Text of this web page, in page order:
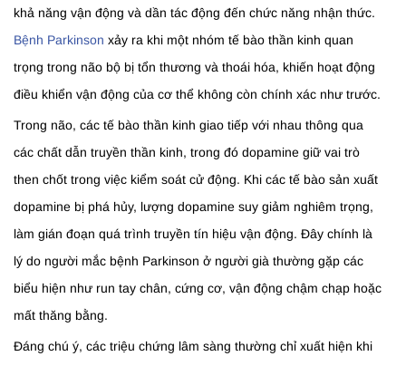
khả năng vận động và dần tác động đến chức năng nhận thức.
Bệnh Parkinson xảy ra khi một nhóm tế bào thần kinh quan
trọng trong não bộ bị tổn thương và thoái hóa, khiến hoạt động
điều khiển vận động của cơ thể không còn chính xác như trước.
Trong não, các tế bào thần kinh giao tiếp với nhau thông qua
các chất dẫn truyền thần kinh, trong đó dopamine giữ vai trò
then chốt trong việc kiểm soát cử động. Khi các tế bào sản xuất
dopamine bị phá hủy, lượng dopamine suy giảm nghiêm trọng,
làm gián đoạn quá trình truyền tín hiệu vận động. Đây chính là
lý do người mắc bệnh Parkinson ở người già thường gặp các
biểu hiện như run tay chân, cứng cơ, vận động chậm chạp hoặc
mất thăng bằng.
Đáng chú ý, các triệu chứng lâm sàng thường chỉ xuất hiện khi